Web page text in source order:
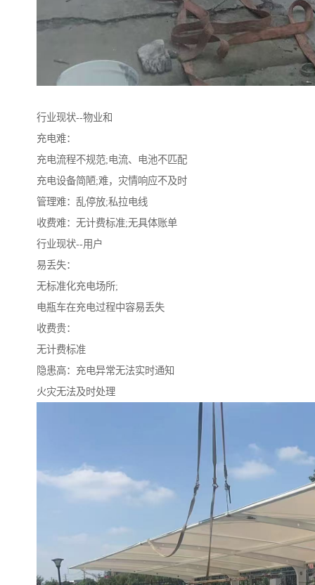
行业现状--物业和
充电难：
充电流程不规范;电流、电池不匹配
充电设备简陋;难，灾情响应不及时
管理难：乱停放;私拉电线
收费难：无计费标准;无具体账单
行业现状--用户
易丢失：
无标准化充电场所;
电瓶车在充电过程中容易丢失
收费贵：
无计费标准
隐患高：充电异常无法实时通知
火灾无法及时处理